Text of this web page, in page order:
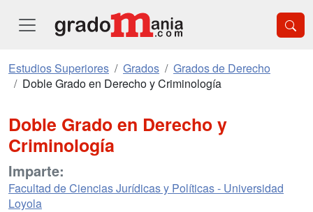
Estudios Superiores Grados
Grados de Derecho
Doble Grado en Derecho y Criminología
Doble Grado en Derecho y
Criminología
Imparte:
Facultad de Ciencias Jurídicas y Políticas - Universidad
Loyola